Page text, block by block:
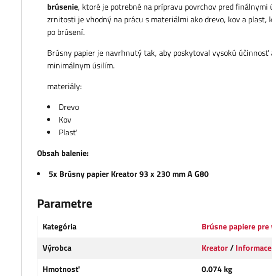
brúsenie, ktoré je potrebné na prípravu povrchov pred
zrnitosti je vhodný na prácu s materiálmi ako drevo, kov a
po brúsení.
Brúsny papier je navrhnutý tak, aby poskytoval vysokú
minimálnym úsilím.
materiály:
Drevo
Kov
Plasť
Obsah balenie:
5x Brúsny papier Kreator 93 x 230 mm A G80
Parametre
Kategória
Brúsne papiere
Výrobca
Kreator/
Hmotnosť
0.074 kg